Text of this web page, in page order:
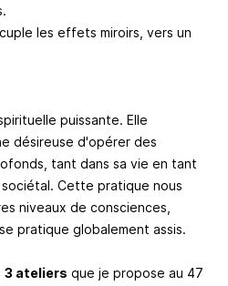
les effets miroirs, vers un
puissante. Elle
désireuse d'opérer des
tant dans sa vie en tant
Cette pratique nous
niveaux de consciences,
pratique globalement assis.
3 ateliers que je propose au 47